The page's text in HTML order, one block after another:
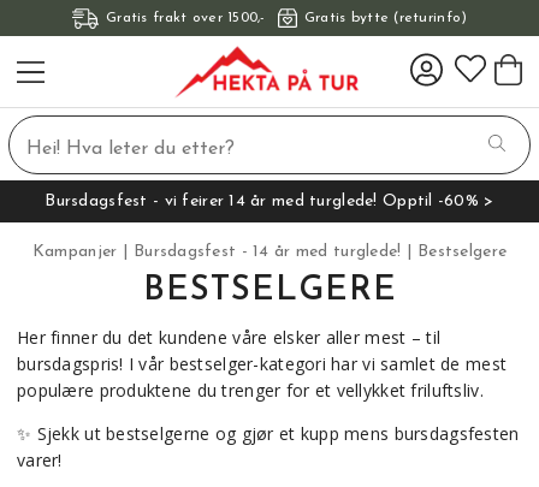
Gratis frakt over 1500,- Gratis bytte (returinfo)
Bursdagsfest - vi feirer 14 år med turglede! Opptil -60% >
Kampanjer Bursdagsfest - 14 år med turglede! Bestselgere
BESTSELGERE
Her finner du det kundene våre elsker aller mest – til
bursdagspris! I vår bestselger-kategori har vi samlet de mest
populære produktene du trenger for et vellykket friluftsliv.
✨ Sjekk ut bestselgerne og gjør et kupp mens bursdagsfesten
varer!